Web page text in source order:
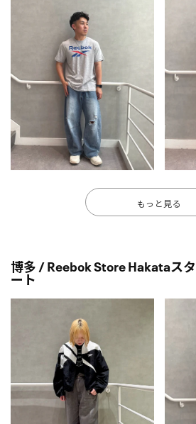
もっと見る
博多 / Reebok Store Hakataス
ート